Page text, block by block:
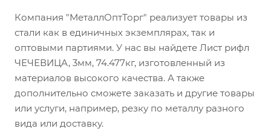
Компания "МеталлОптТорг" реализует товары из
стали как в единичных экземплярах, так и
оптовыми партиями. У нас вы найдете Лист рифл
ЧЕЧЕВИЦА, 3мм, 74.477кг, изготовленный из
материалов высокого качества. А также
дополнительно сможете заказать и другие товары
или услуги, например, резку по металлу разного
вида или доставку.